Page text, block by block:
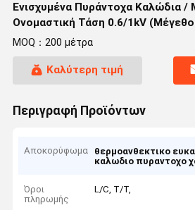
Ενισχυμένα Πυράντοχα Καλώδια /
Ονομαστική Τάση 0.6/1kV
MOQ：200 μέτρα
Καλύτερη τιμή
Περιγραφή Προϊόντων
Αποκορύφωμα θερμοανθεκτικο
καλωδιο πυραντοχο
Όροι
πληρωμής
L/C, T/T,